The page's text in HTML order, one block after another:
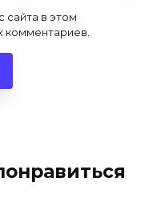
сайта в этом
комментариев.